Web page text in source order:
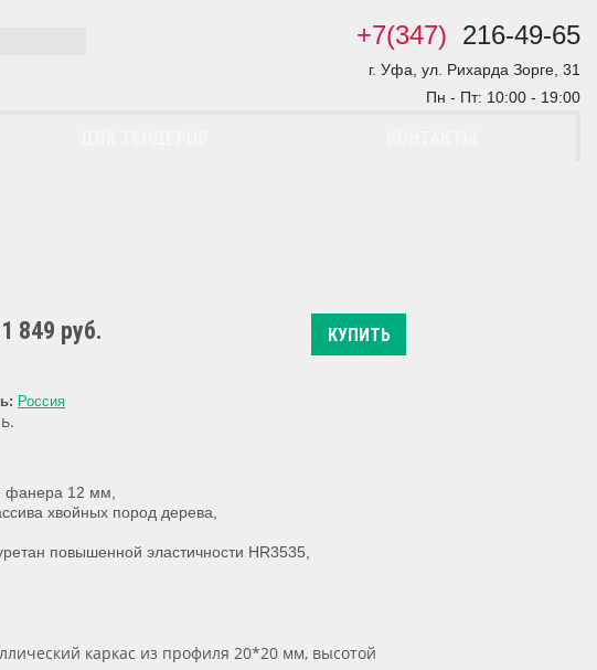
+7(347) 216-49-65
г. Уфа, ул. Рихарда Зорге, 31
Пн - Пт: 10:00 - 19:00
849 руб. КУПИТЬ
Россия
фанера 12 мм,
хвойных пород дерева,
повышенной эластичности HR3535,
каркас из профиля 20*20 мм, высотой